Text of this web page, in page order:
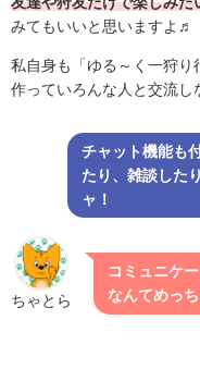
みてもいいと思いますよ♬
私自身も「ゆる～く一狩
作っていろんな人と交流
チャット機能も
たり、雑談した
ャ！
ちゃとら
コミュニケ
なんてめっち